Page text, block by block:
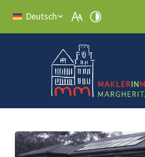
Deutsch